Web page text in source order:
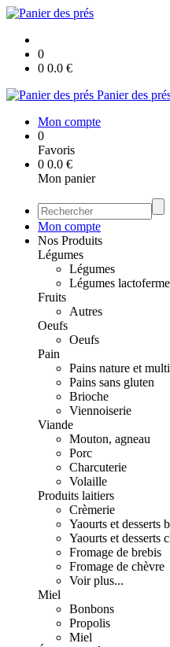
0
0 0.0 €
Panier des
Mon compte
0
Favoris
0 0.0 €
Mon panier
Mon compte
Nos Produits
Légumes
Légumes
Légumes
Fruits
Autres
Oeufs
Oeufs
Pain
Pains nature et
Pains sans gluten
Brioche
Viennoiserie
Viande
Mouton, agneau
Porc
Charcuterie
Volaille
Produits laitiers
Crèmerie
Yaourts et desserts
Yaourts et desserts
Fromage de brebis
Fromage de chèvre
Voir plus...
Miel
Bonbons
Propolis
Miel